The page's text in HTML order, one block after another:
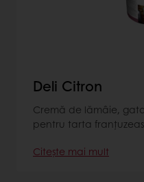
Deli Citron
Cremă de lămâie,
pentru tarta
Citește mai mult